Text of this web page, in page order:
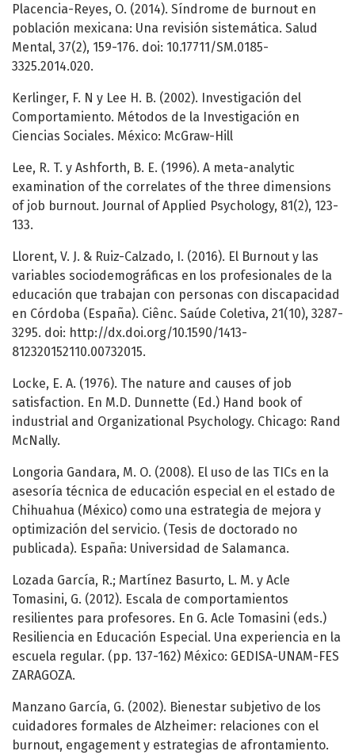
Placencia-Reyes, O. (2014). Síndrome de burnout en
población mexicana: Una revisión sistemática. Salud
Mental, 37(2), 159-176. doi: 10.17711/SM.0185-
3325.2014.020.
Kerlinger, F. N y Lee H. B. (2002). Investigación del
Comportamiento. Métodos de la Investigación en
Ciencias Sociales. México: McGraw-Hill
Lee, R. T. y Ashforth, B. E. (1996). A meta-analytic
examination of the correlates of the three dimensions
of job burnout. Journal of Applied Psychology, 81(2), 123-
133.
Llorent, V. J. & Ruiz-Calzado, I. (2016). El Burnout y las
variables sociodemográficas en los profesionales de la
educación que trabajan con personas con discapacidad
en Córdoba (España). Ciênc. Saúde Coletiva, 21(10), 3287-
3295. doi: http://dx.doi.org/10.1590/1413-
812320152110.00732015.
Locke, E. A. (1976). The nature and causes of job
satisfaction. En M.D. Dunnette (Ed.) Hand book of
industrial and Organizational Psychology. Chicago: Rand
McNally.
Longoria Gandara, M. O. (2008). El uso de las TICs en la
asesoría técnica de educación especial en el estado de
Chihuahua (México) como una estrategia de mejora y
optimización del servicio. (Tesis de doctorado no
publicada). España: Universidad de Salamanca.
Lozada García, R.; Martínez Basurto, L. M. y Acle
Tomasini, G. (2012). Escala de comportamientos
resilientes para profesores. En G. Acle Tomasini (eds.)
Resiliencia en Educación Especial. Una experiencia en la
escuela regular. (pp. 137-162) México: GEDISA-UNAM-FES
ZARAGOZA.
Manzano García, G. (2002). Bienestar subjetivo de los
cuidadores formales de Alzheimer: relaciones con el
burnout, engagement y estrategias de afrontamiento.